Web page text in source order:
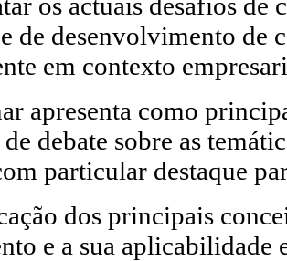
de desenvolvimento de
em contexto
apresenta como
debate sobre as
particular destaque
dos principais
e a sua aplicabilidade